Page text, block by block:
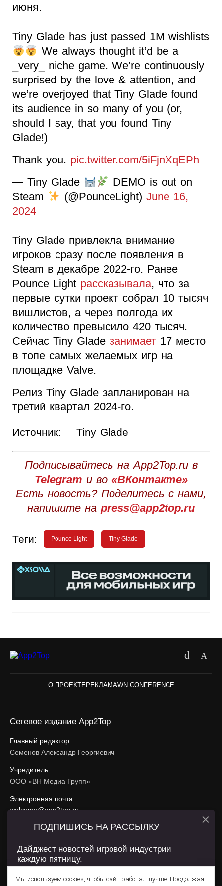
июня.
Tiny Glade has just passed 1M wishlists
We always thought it’d be a
_very_ niche game. We’re continuously
surprised by the love & attention, and
we’re overjoyed that Tiny Glade found
its audience in so many of you (or,
should I say, that you found Tiny
Glade!)
Thank you. pic.twitter.com/5iFjnXqEPh
— Tiny Glade
DEMO is out on
Steam
(@PounceLight) June 16,
2024
Tiny Glade привлекла внимание
игроков сразу после появления в
Steam в декабре 2022-го. Ранее
Pounce Light рассказывала, что за
первые сутки проект собрал 10 тысяч
вишлистов, а через полгода их
количество превысило 420 тысяч.
Сейчас Tiny Glade занимает 17 место
в топе самых желаемых игр на
площадке Valve.
Релиз Tiny Glade запланирован на
третий квартал 2024-го.
Источник: Tiny Glade
Подписывайтесь на App2Top.ru в
Telegram и во «ВКонтакте»
Есть новость? Поделитесь с нами,
напишите на press@app2top.ru
Теги: Pounce Light Tiny Glade
О ПРОЕКТЕРЕКЛАМАWN CONFERENCE
Сетевое издание App2Top
Главный редактор:
Семенов Александр Георгиевич
Учредитель:
ООО «ВН Медиа Групп»
Электронная почта:
welcome@app2top.ru
При использовании материалов активная ссылка на
Сайт использует IP адреса, cookie, данные геолокации
использования содержатся вПолитике конфиденциальностии
Мы используем cookies, чтобы сайт работал лучше. Продолжая
ПОДПИШИСЬ НА РАССЫЛКУ
Дайджест новостей игровой индустрии
каждую пятницу.
×